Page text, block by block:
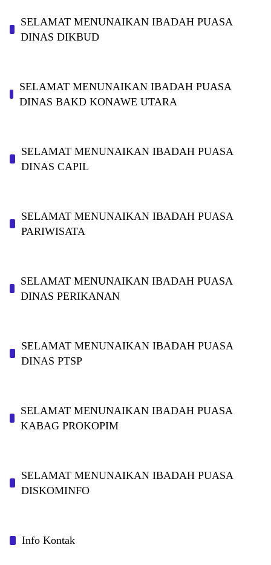
SELAMAT MENUNAIKAN IBADAH PUASA
DINAS DIKBUD
SELAMAT MENUNAIKAN IBADAH PUASA
DINAS BAKD KONAWE UTARA
SELAMAT MENUNAIKAN IBADAH PUASA
DINAS CAPIL
SELAMAT MENUNAIKAN IBADAH PUASA
PARIWISATA
SELAMAT MENUNAIKAN IBADAH PUASA
DINAS PERIKANAN
SELAMAT MENUNAIKAN IBADAH PUASA
DINAS PTSP
SELAMAT MENUNAIKAN IBADAH PUASA
KABAG PROKOPIM
SELAMAT MENUNAIKAN IBADAH PUASA
DISKOMINFO
Info Kontak